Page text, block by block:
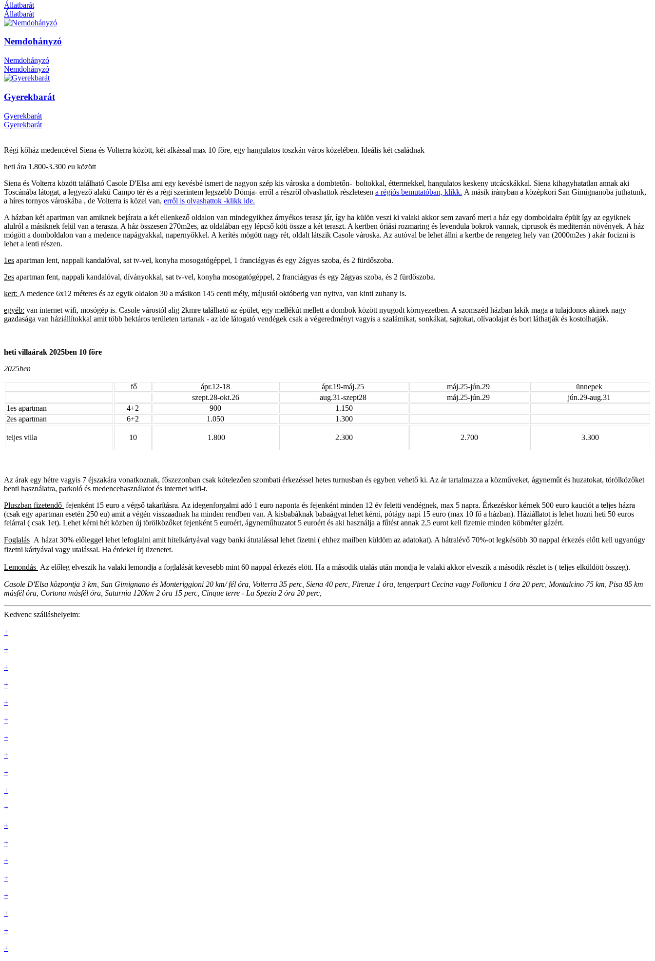
Állatbarát
Állatbarát
Nemdohányzó
Nemdohányzó
Nemdohányzó
Gyerekbarát
Gyerekbarát
Gyerekbarát
Régi kőház medencével Siena és Volterra között, két alkással max 10 főre, egy hangulatos toszkán város közelében. Ideális két családnak
heti ára 1.800-3.300 eu között
Siena és Volterra között található Casole D'Elsa ami egy kevésbé ismert de nagyon szép kis városka a dombtetőn- boltokkal, éttermekkel, hangulatos keskeny utcácskákkal. Siena kihagyhatatlan annak aki
Toscánába látogat, a legyező alakú Campo tér és a régi szerintem legszebb Dómja- erről a részről olvashattok részletesen a régiós bemutatóban, klikk. A másik irányban a középkori San Gimignanoba juthatunk,
a híres tornyos városkába , de Volterra is közel van, erről is olvashattok -klikk ide.
A házban két apartman van amiknek bejárata a két ellenkező oldalon van mindegyikhez árnyékos terasz jár, így ha külön veszi ki valaki akkor sem zavaró mert a ház egy domboldalra épült így az egyiknek
alulról a másiknek felül van a terasza. A ház összesen 270m2es, az oldalában egy lépcső köti össze a két teraszt. A kertben óriási rozmaring és levendula bokrok vannak, ciprusok és mediterrán növények. A ház
mögött a domboldalon van a medence napágyakkal, napernyőkkel. A kerítés mögött nagy rét, oldalt látszik Casole városka. Az autóval be lehet állni a kertbe de rengeteg hely van (2000m2es ) akár focizni is
lehet a lenti részen.
1es apartman lent, nappali kandalóval, sat tv-vel, konyha mosogatógéppel, 1 franciágyas és egy 2ágyas szoba, és 2 fürdőszoba.
2es apartman fent, nappali kandalóval, díványokkal, sat tv-vel, konyha mosogatógéppel, 2 franciágyas és egy 2ágyas szoba, és 2 fürdőszoba.
kert: A medence 6x12 méteres és az egyik oldalon 30 a másikon 145 centi mély, májustól októberig van nyitva, van kinti zuhany is.
egyéb: van internet wifi, mosógép is. Casole várostól alig 2kmre található az épület, egy mellékút mellett a dombok között nyugodt környezetben. A szomszéd házban lakik maga a tulajdonos akinek nagy
gazdasága van háziállítokkal amit több hektáros területen tartanak - az ide látogató vendégek csak a végeredményt vagyis a szalámikat, sonkákat, sajtokat, olívaolajat és bort láthatják és kostolhatják.
heti villaárak 2025ben 10 főre
2025ben
fő ápr.12-18 ápr.19-máj.25 máj.25-jún.29
ünnepek
szept.28-okt.26
aug.31-szept28 máj.25-jún.29
jún.29-aug.31
1es apartman
4+2 900
1.150
2es apartman
6+2 1.050 1.300
teljes villa 10 1.800 2.300 2.700 3.300
Az árak egy hétre vagyis 7 éjszakára vonatkoznak, főszezonban csak kötelezően szombati érkezéssel hetes turnusban és egyben vehető ki. Az ár tartalmazza a közműveket, ágyneműt és huzatokat, törölközőket
benti használatra, parkoló és medencehasználatot és internet wifi-t.
Pluszban fizetendő fejenként 15 euro a végső takarításra. Az idegenforgalmi adó 1 euro naponta és fejenként minden 12 év feletti vendégnek, max 5 napra. Érkezéskor kérnek 500 euro kauciót a teljes házra
(csak egy apartman esetén 250 eu) amit a végén visszaadnak ha minden rendben van. A kisbabáknak babaágyat lehet kérni, pótágy napi 15 euro (max 10 fő a házban). Háziállatot is lehet hozni heti 50 euros
felárral ( csak 1et). Lehet kérni hét közben új törölközőket fejenként 5 euroért, ágyneműhuzatot 5 euroért és aki használja a fűtést annak 2,5 eurot kell fizetnie minden köbméter gázért.
Foglalás A házat 30% előleggel lehet lefoglalni amit hitelkártyával vagy banki átutalással lehet fizetni ( ehhez mailben küldöm az adatokat). A hátralévő 70%-ot legkésöbb 30 nappal érkezés előtt kell ugyanúgy
fizetni kártyával vagy utalással. Ha érdekel írj üzenetet.
Lemondás Az előleg elveszik ha valaki lemondja a foglalását kevesebb mint 60 nappal érkezés elött. Ha a második utalás után mondja le valaki akkor elveszik a második részlet is ( teljes elküldött összeg).
Casole D'Elsa központja 3 km, San Gimignano és Monteriggioni 20 km/fél óra , Volterra 35 perc, Siena 40 perc, Firenze 1 óra, tengerpart Cecina vagy Follonica 1 óra 20 perc, Montalcino 75 km, Pisa 85 km
másfél óra, Cortona másfél óra, Saturnia 120km 2 óra 15 perc, Cinque terre - La Spezia 2 óra 20 perc,
Kedvenc szálláshelyeim:
+
+
+
+
+
+
+
+
+
+
+
+
+
+
+
+
+
+
+